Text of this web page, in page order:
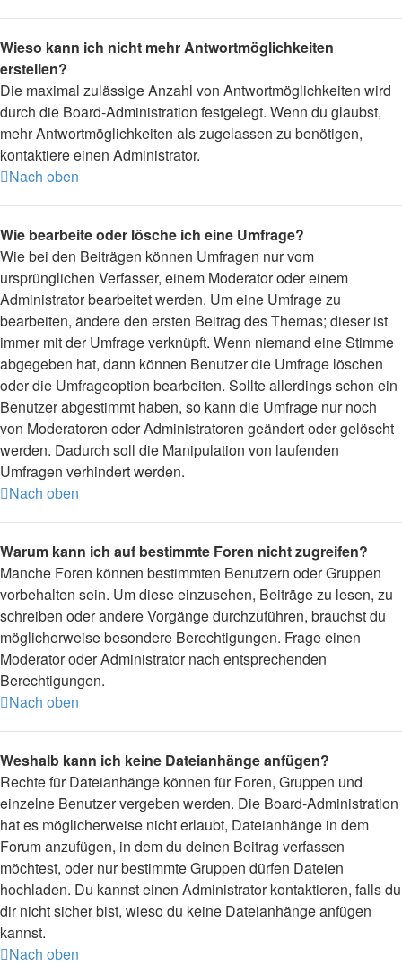
Wieso kann ich nicht mehr Antwortmöglichkeiten
erstellen?
Die maximal zulässige Anzahl von Antwortmöglichkeiten wird
durch die Board-Administration festgelegt. Wenn du glaubst,
mehr Antwortmöglichkeiten als zugelassen zu benötigen,
kontaktiere einen Administrator.
Nach oben
Wie bearbeite oder lösche ich eine Umfrage?
Wie bei den Beiträgen können Umfragen nur vom
ursprünglichen Verfasser, einem Moderator oder einem
Administrator bearbeitet werden. Um eine Umfrage zu
bearbeiten, ändere den ersten Beitrag des Themas; dieser ist
immer mit der Umfrage verknüpft. Wenn niemand eine Stimme
abgegeben hat, dann können Benutzer die Umfrage löschen
oder die Umfrageoption bearbeiten. Sollte allerdings schon ein
Benutzer abgestimmt haben, so kann die Umfrage nur noch
von Moderatoren oder Administratoren geändert oder gelöscht
werden. Dadurch soll die Manipulation von laufenden
Umfragen verhindert werden.
Nach oben
Warum kann ich auf bestimmte Foren nicht zugreifen?
Manche Foren können bestimmten Benutzern oder Gruppen
vorbehalten sein. Um diese einzusehen, Beiträge zu lesen, zu
schreiben oder andere Vorgänge durchzuführen, brauchst du
möglicherweise besondere Berechtigungen. Frage einen
Moderator oder Administrator nach entsprechenden
Berechtigungen.
Nach oben
Weshalb kann ich keine Dateianhänge anfügen?
Rechte für Dateianhänge können für Foren, Gruppen und
einzelne Benutzer vergeben werden. Die Board-Administration
hat es möglicherweise nicht erlaubt, Dateianhänge in dem
Forum anzufügen, in dem du deinen Beitrag verfassen
möchtest, oder nur bestimmte Gruppen dürfen Dateien
hochladen. Du kannst einen Administrator kontaktieren, falls du
dir nicht sicher bist, wieso du keine Dateianhänge anfügen
kannst.
Nach oben